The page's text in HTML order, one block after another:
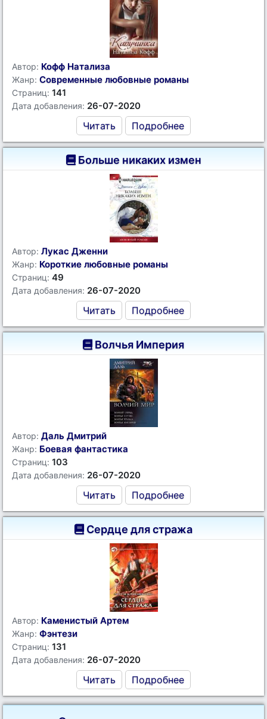
Автор: Кофф Натализа
Жанр: Современные любовные романы
Страниц: 141
Дата добавления: 26-07-2020
Читать Подробнее
Больше никаких измен
Автор: Лукас Дженни
Жанр: Короткие любовные романы
Страниц: 49
Дата добавления: 26-07-2020
Читать Подробнее
Волчья Империя
Автор: Даль Дмитрий
Жанр: Боевая фантастика
Страниц: 103
Дата добавления: 26-07-2020
Читать Подробнее
Сердце для стража
Автор: Каменистый Артем
Жанр: Фэнтези
Страниц: 131
Дата добавления: 26-07-2020
Читать Подробнее